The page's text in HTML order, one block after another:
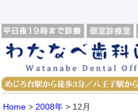
Home > 2008年 > 12月